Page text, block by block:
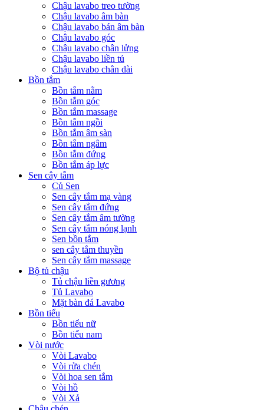
Chậu lavabo treo tường
Chậu lavabo âm bàn
Chậu lavabo bán âm bàn
Chậu lavabo góc
Chậu lavabo chân lửng
Chậu lavabo liền tủ
Chậu lavabo chân dài
Bồn tắm
Bồn tắm nằm
Bồn tắm góc
Bồn tắm massage
Bồn tắm ngồi
Bồn tắm âm sàn
Bồn tắm ngâm
Bồn tắm đứng
Bồn tắm áp lực
Sen cây tắm
Củ Sen
Sen cây tắm mạ vàng
Sen cây tắm đứng
Sen cây tắm âm tường
Sen cây tắm nóng lạnh
Sen bồn tắm
sen cây tắm thuyền
Sen cây tắm massage
Bộ tủ chậu
Tủ chậu liền gương
Tủ Lavabo
Mặt bàn đá Lavabo
Bồn tiểu
Bồn tiểu nữ
Bồn tiểu nam
Vòi nước
Vòi Lavabo
Vòi rửa chén
Vòi hoa sen tắm
Vòi hồ
Vòi Xả